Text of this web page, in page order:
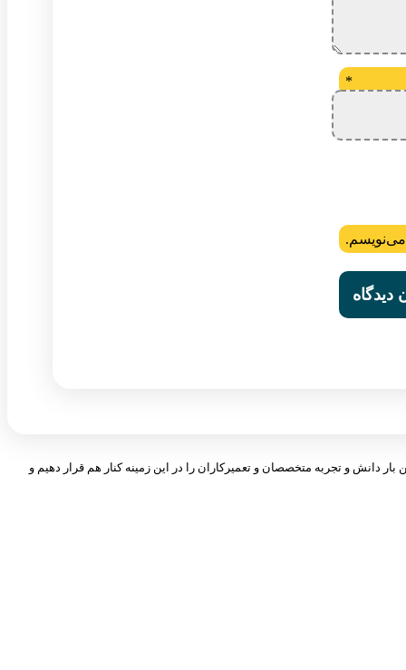
*
می‌نویسم.
دانش و تجربه متخصصان و تعمیرکاران را در این زمینه کنار هم قرار دهیم و